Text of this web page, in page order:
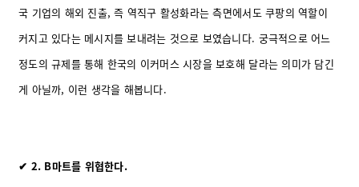
국 기업의 해외 진출, 즉 역직구 활성화라는 측면에서도 쿠팡의 역할이
커지고 있다는 메시지를 보내려는 것으로 보였습니다. 궁극적으로 어느
정도의 규제를 통해 한국의 이커머스 시장을 보호해 달라는 의미가 담긴
게 아닐까, 이런 생각을 해봅니다.
✔ 2. B마트를 위협한다.